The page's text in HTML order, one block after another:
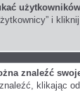
i
znaleźć
klikając